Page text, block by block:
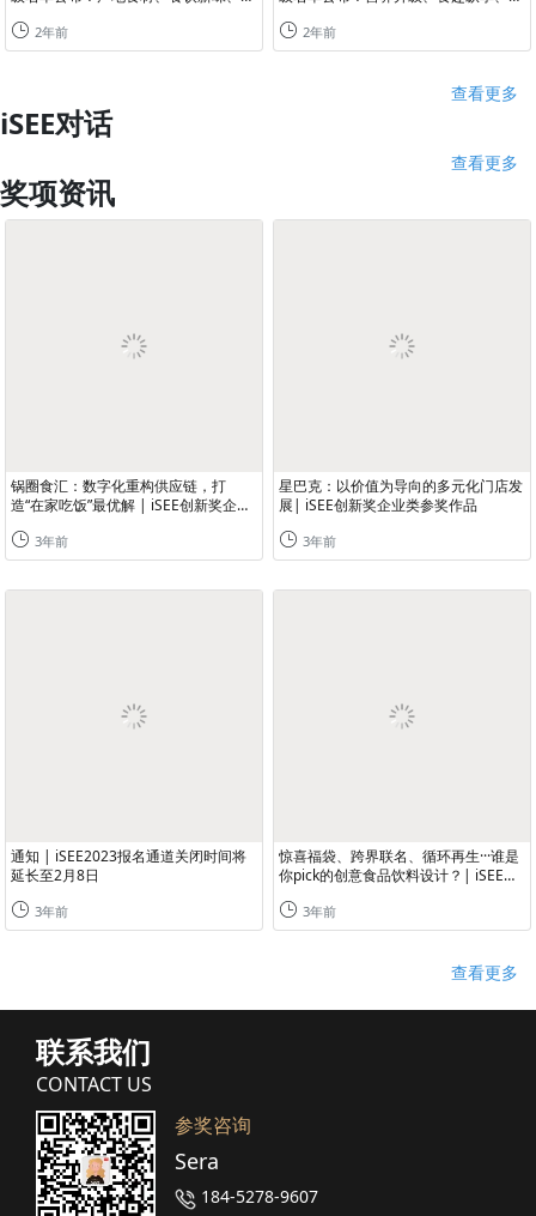
能！2年前 2年前
查看更多
iSEE对话
查看更多
奖项资讯
锅圈食汇：数字化重构供应链，打
造“在家吃饭”最优解 | iSEE创新奖企业
3年前
星巴克：以价值为导向的多元化门店发
展| iSEE创新奖企业类参奖作品
3年前
通知 | iSEE2023报名通道关闭时间将
延长至2月8日
3年前
惊喜福袋、跨界联名、循环再生···谁是
你pick的创意食品饮料设计？| iSEE创
3年前
查看更多
联系我们
CONTACT US
参奖咨询
Sera
184-5278-9607